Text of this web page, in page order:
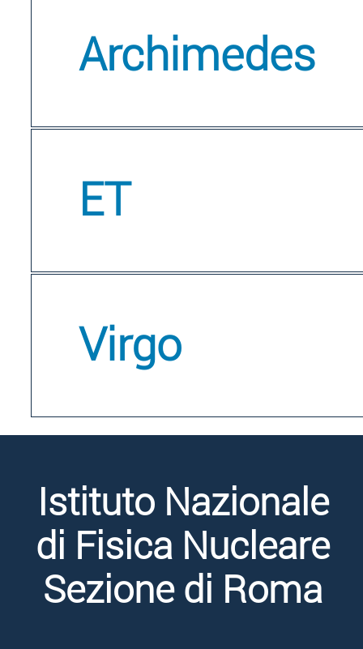
Archimedes
ET
Virgo
Istituto Nazionale
di Fisica Nucleare
Sezione di Roma